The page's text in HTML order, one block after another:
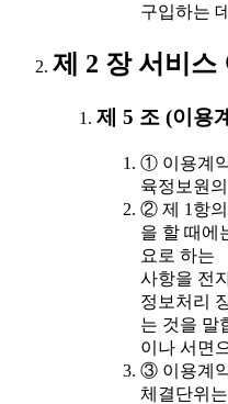
구입하는
제 2 장 서비스
제 5 조 (이용
① 이용계
육정보원
② 제 1항의
을 할 때에
요로 하는
사항을 전
정보처리
는 것을 말
이나 서면
③ 이용계
체결단위